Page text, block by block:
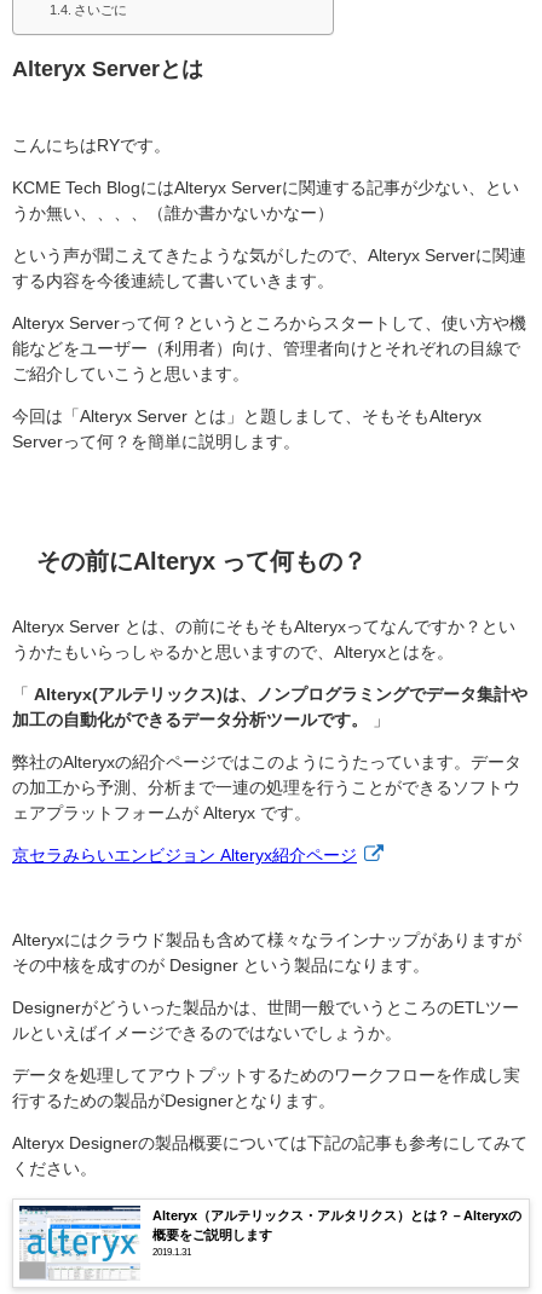
さいごに
Alteryx Serverとは
こんにちはRYです。
KCME Tech BlogにはAlteryx Serverに関連する記事が少ない、とい
うか無い、、、、（誰か書かないかなー）
という声が聞こえてきたような気がしたので、Alteryx Serverに関連
する内容を今後連続して書いていきます。
Alteryx Serverって何？というところからスタートして、使い方や機
能などをユーザー（利用者）向け、管理者向けとそれぞれの目線で
ご紹介していこうと思います。
今回は「Alteryx Server とは」と題しまして、そもそもAlteryx
Serverって何？を簡単に説明します。
その前にAlteryx って何もの？
Alteryx Server とは、の前にそもそもAlteryxってなんですか？とい
うかたもいらっしゃるかと思いますので、Alteryxとはを。
「
Alteryx(アルテリックス)は、ノンプログラミングでデータ集計や
加工の自動化ができるデータ分析ツールです。
」
弊社のAlteryxの紹介ページではこのようにうたっています。データ
の加工から予測、分析まで一連の処理を行うことができるソフトウ
ェアプラットフォームが Alteryx です。
京セラみらいエンビジョン Alteryx紹介ページ
Alteryxにはクラウド製品も含めて様々なラインナップがありますが
その中核を成すのが Designer という製品になります。
Designerがどういった製品かは、世間一般でいうところのETLツー
ルといえばイメージできるのではないでしょうか。
データを処理してアウトプットするためのワークフローを作成し実
行するための製品がDesignerとなります。
Alteryx Designerの製品概要については下記の記事も参考にしてみて
ください。
Alteryx（アルテリックス・アルタリクス）とは？－Alteryxの
概要をご説明します
2019.1.31